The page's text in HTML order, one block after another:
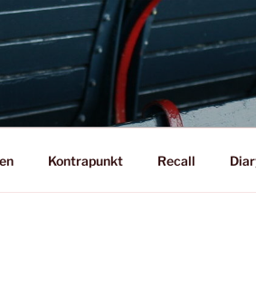
Kontrapunkt Recall